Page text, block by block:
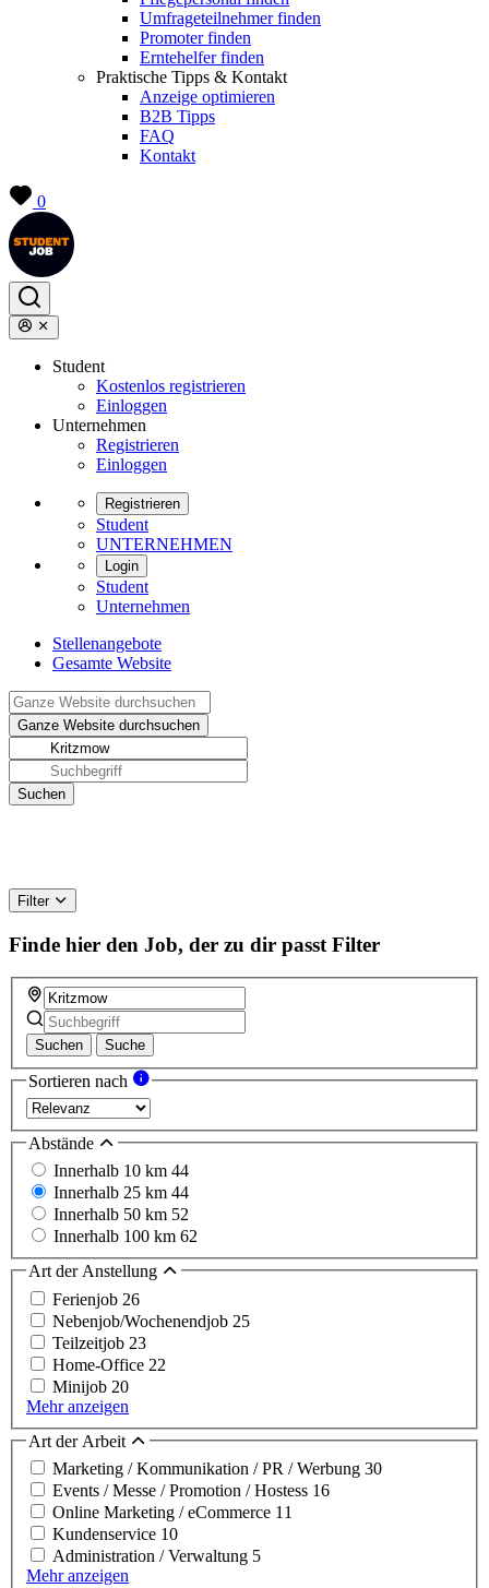
Umfrageteilnehmer finden
Promoter finden
Erntehelfer finden
Praktische Tipps & Kontakt
Anzeige optimieren
B2B Tipps
FAQ
Kontakt
0
Student
Kostenlos registrieren
Einloggen
Unternehmen
Registrieren
Einloggen
Registrieren
Student
UNTERNEHMEN
Login
Student
Unternehmen
Stellenangebote
Gesamte Website
Filter
Finde hier den Job, der zu dir passt Filter
Suchen Suche
Sortieren nach
Abstände
Innerhalb 10 km 44
Innerhalb 25 km 44
Innerhalb 50 km 52
Innerhalb 100 km 62
Art der Anstellung
Ferienjob 26
Nebenjob/Wochenendjob 25
Teilzeitjob 23
Home-Office 22
Minijob 20
Mehr anzeigen
Art der Arbeit
Marketing / Kommunikation / PR / Werbung 30
Events / Messe / Promotion / Hostess 16
Online Marketing / eCommerce 11
Kundenservice 10
Administration / Verwaltung 5
Mehr anzeigen